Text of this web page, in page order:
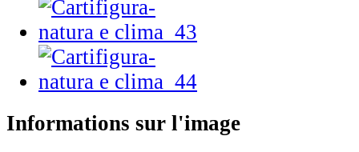
Informations sur l'image